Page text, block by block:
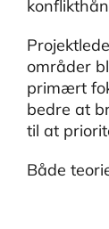
områder
primært
bedre at
til at
Både